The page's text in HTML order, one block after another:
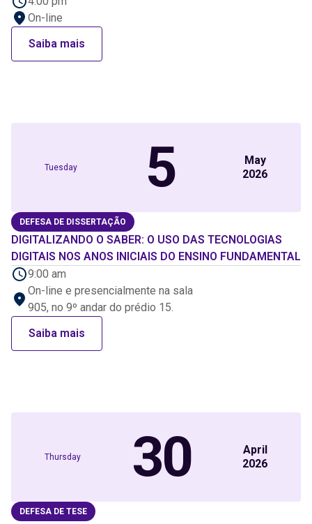
On-line
Saiba mais
Tuesday 5
May
2026
DEFESA DE DISSERTAÇÃO
DIGITALIZANDO O SABER: O USO DAS TECNOLOGIAS
DIGITAIS NOS ANOS INICIAIS DO ENSINO FUNDAMENTAL
9:00 am
On-line e presencialmente na sala
905, no 9º andar do prédio 15.
Saiba mais
Thursday 30
April
2026
DEFESA DE TESE